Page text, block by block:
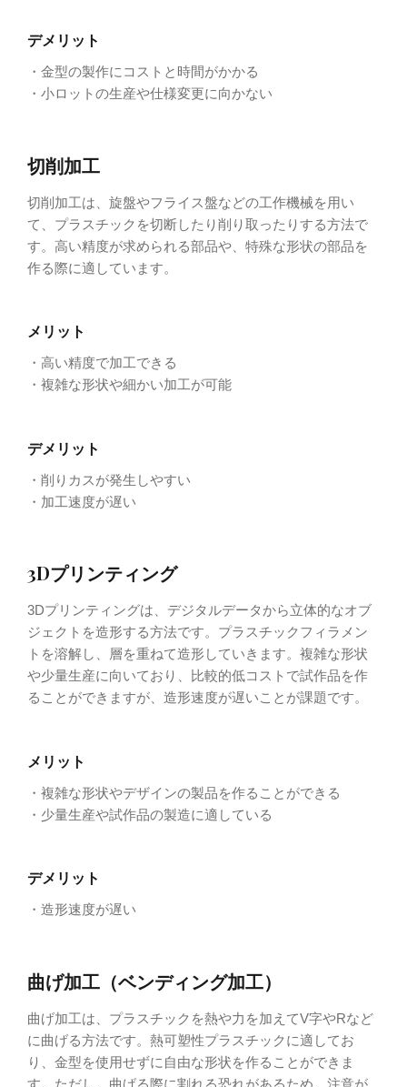
デメリット
・金型の製作にコストと時間がかかる
・小ロットの生産や仕様変更に向かない
切削加工
切削加工は、旋盤やフライス盤などの工作機械を用い
て、プラスチックを切断したり削り取ったりする方法で
す。高い精度が求められる部品や、特殊な形状の部品を
作る際に適しています。
メリット
・高い精度で加工できる
・複雑な形状や細かい加工が可能
デメリット
・削りカスが発生しやすい
・加工速度が遅い
3Dプリンティング
3Dプリンティングは、デジタルデータから立体的なオブ
ジェクトを造形する方法です。プラスチックフィラメン
トを溶解し、層を重ねて造形していきます。複雑な形状
や少量生産に向いており、比較的低コストで試作品を作
ることができますが、造形速度が遅いことが課題です。
メリット
・複雑な形状やデザインの製品を作ることができる
・少量生産や試作品の製造に適している
デメリット
・造形速度が遅い
曲げ加工（ベンディング加工）
曲げ加工は、プラスチックを熱や力を加えてV字やRなど
に曲げる方法です。熱可塑性プラスチックに適してお
り、金型を使用せずに自由な形状を作ることができま
す。ただし、曲げる際に割れる恐れがあるため、注意が